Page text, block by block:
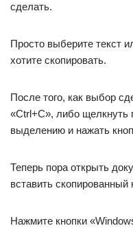
сделать.
Просто выберите текст
хотите скопировать.
После того, как выбор
«Ctrl+C», либо щелкнуть
выделению и нажать
Теперь пора открыть
вставить скопированный
Нажмите кнопки